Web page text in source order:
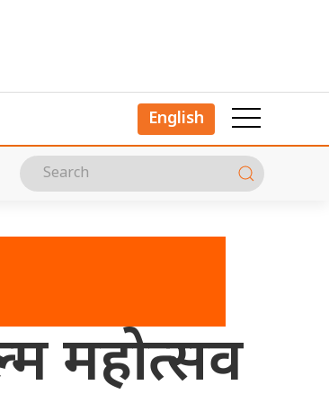
English
महोत्सव